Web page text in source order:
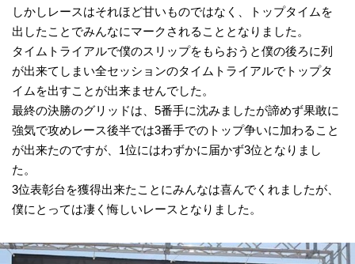
しかしレースはそれほど甘いものではなく、トップタイムを
出したことでみんなにマークされることとなりました。
タイムトライアルで僕のスリップをもらおうと僕の後ろに列
が出来てしまい全セッションのタイムトライアルでトップタ
イムを出すことが出来ませんでした。
最終の決勝のグリッドは、5番手に沈みましたが諦めず果敢に
強気で攻めレース後半では3番手でのトップ争いに加わること
が出来たのですが、1位にはわずかに届かず3位となりまし
た。
3位表彰台を獲得出来たことにみんなは喜んでくれましたが、
僕にとっては凄く悔しいレースとなりました。